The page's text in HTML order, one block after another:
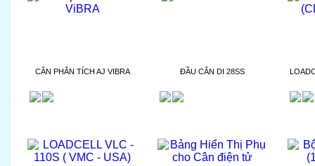
CÂN PHÂN TÍCH AJ VIBRA ĐẦU CÂN DI 28SS